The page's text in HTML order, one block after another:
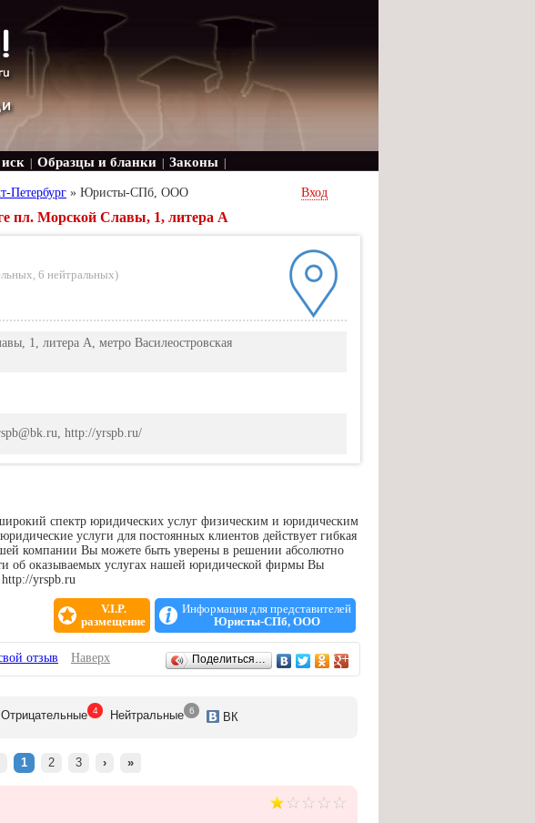
Образцы и бланки Законы
Петербург » Юристы-СПб, ООО Вход
пл. Морской Славы, 1, литера А
, 6 нейтральных)
1, литера А, метро Василеостровская
http://yrspb.ru/
спектр юридических услуг физическим и юридическим
услуги для постоянных клиентов действует гибкая
компании Вы можете быть уверены в решении абсолютно
об оказываемых услугах нашей юридической фирмы Вы
yrspb.ru
V.I.P.
размещение
Информация для представителей
Юристы-СПб, ООО
отзыв Наверх Поделиться…
Отрицательные 4 Нейтральные 6 ВК
1 2 3 › »